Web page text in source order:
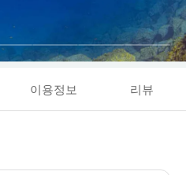
이용정보 리뷰